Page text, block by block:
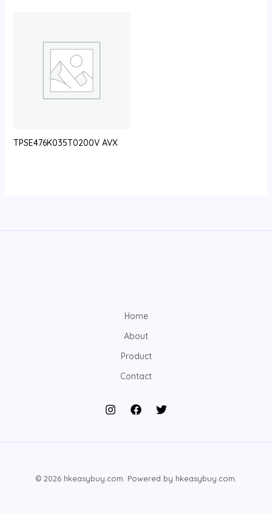
TPSE476K035T0200V AVX
Home
About
Product
Contact
© 2026 hkeasybuy.com. Powered by hkeasybuy.com.